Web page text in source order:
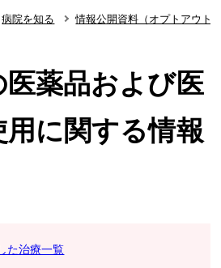
病院を知る 情報公開資料（オプトアウト
薬品および医
に関する情報
た治療一覧